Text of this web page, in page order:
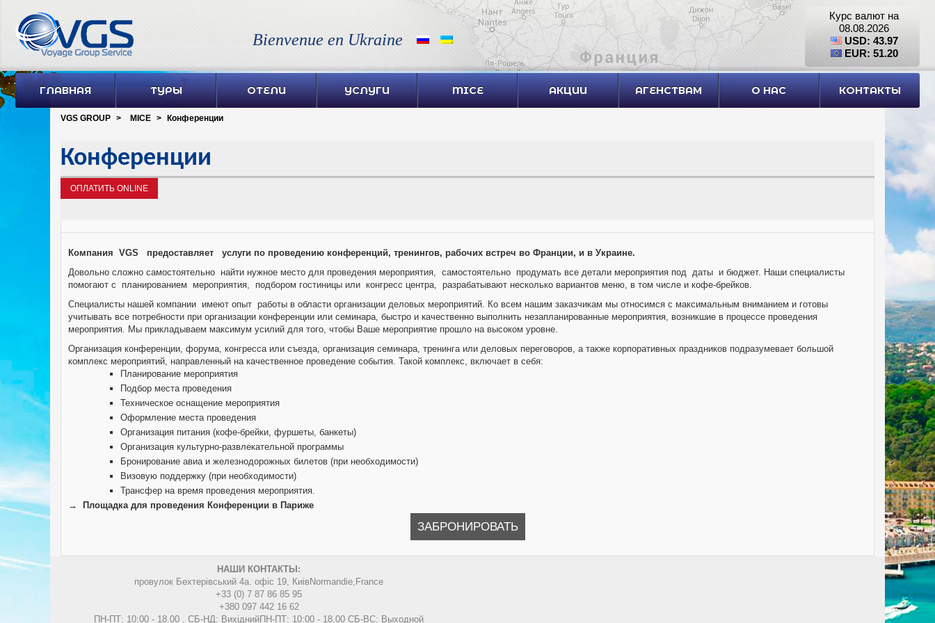
Bienvenue en Ukraine
Курс валют на
08.08.2026
USD: 43.97
EUR: 51.20
ГЛАВНАЯ ТУРЫ ОТЕЛИ УСЛУГИ MICE АКЦИИ АГЕНСТВАМ О НАС КОНТАКТЫ
VGS GROUP > MICE > Конференции
Конференции
ОПЛАТИТЬ ONLINE
Компания VGS предоставляет услуги по проведению конференций, тренингов, рабочих встреч во Франции, и в Украине.
Довольно сложно самостоятельно найти нужное место для проведения мероприятия, самостоятельно продумать все детали мероприятия под даты и бюджет. Наши специалисты
помогают с планированием мероприятия, подбором гостиницы или конгресс центра, разрабатывают несколько вариантов меню, в том числе и кофе-брейков.
Специалисты нашей компании имеют опыт работы в области организации деловых мероприятий. Ко всем нашим заказчикам мы относимся с максимальным вниманием и готовы
учитывать все потребности при организации конференции или семинара, быстро и качественно выполнить незапланированные мероприятия, возникшие в процессе проведения
мероприятия. Мы прикладываем максимум усилий для того, чтобы Ваше мероприятие прошло на высоком уровне.
Организация конференции, форума, конгресса или съезда, организация семинара, тренинга или деловых переговоров, а также корпоративных праздников подразумевает большой
комплекс мероприятий, направленный на качественное проведение события. Такой комплекс, включает в себя:
Планирование мероприятия
Подбор места проведения
Техническое оснащение мероприятия
Оформление места проведения
Организация питания (кофе-брейки, фуршеты, банкеты)
Организация культурно-развлекательной программы
Бронирование авиа и железнодорожных билетов (при необходимости)
Визовую поддержку (при необходимости)
Трансфер на время проведения мероприятия.
→
Площадка для проведения Конференции в Париже
ЗАБРОНИРОВАТЬ
НАШИ КОНТАКТЫ:
провулок Бехтерівський 4а. офіс 19, КиівNormandie,France
+33 (0) 7 87 86 85 95
+380 097 442 16 62
ПН-ПТ: 10:00 - 18.00 . СБ-НД: ВихіднийПН-ПТ: 10:00 - 18.00 СБ-ВС: Выходной